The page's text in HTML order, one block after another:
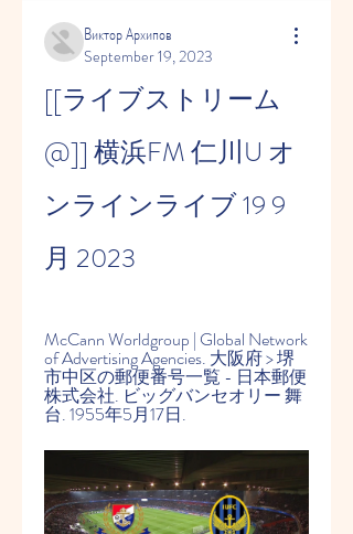
Виктор Архипов
September 19, 2023
[[ライブストリーム
@]] 横浜FM 仁川U オ
ンラインライブ 19 9
月 2023
McCann Worldgroup | Global Network
of Advertising Agencies. 大阪府 > 堺
市中区の郵便番号一覧 - 日本郵便
株式会社. ビッグバンセオリー 舞
台. 1955年5月17日.